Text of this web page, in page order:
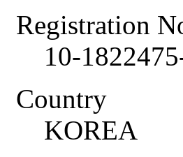
Registration
10-
Country
KOREA